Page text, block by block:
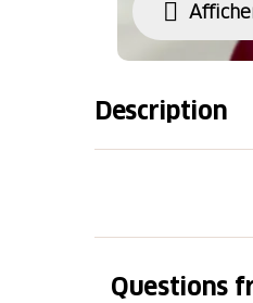
Description
Glarnerland und
Vorabgletscher.
Tag genossen.
Questions